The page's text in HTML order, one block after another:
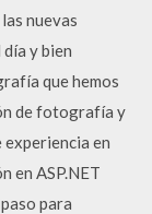
nuevas
y bien
que hemos
de fotografía y
experiencia en
en ASP.NET
para